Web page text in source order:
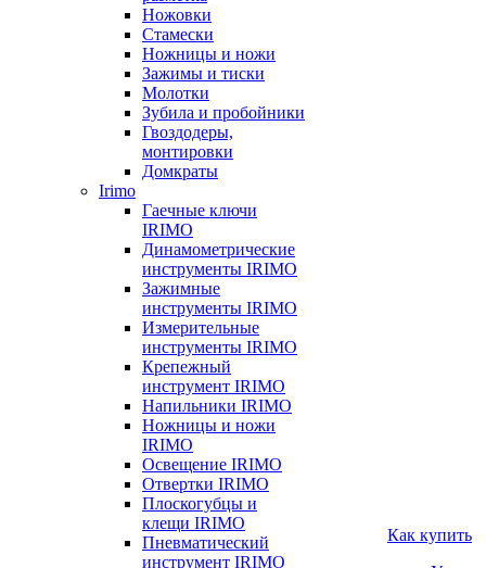
Ножовки
Стамески
Ножницы и ножи
Зажимы и тиски
Молотки
Зубила и пробойники
Гвоздодеры,
монтировки
Домкраты
Irimo
Гаечные ключи
IRIMO
Динамометрические
инструменты IRIMO
Зажимные
инструменты IRIMO
Измерительные
инструменты IRIMO
Крепежный
инструмент IRIMO
Напильники IRIMO
Ножницы и ножи
IRIMO
Освещение IRIMO
Отвертки IRIMO
Плоскогубцы и
клещи IRIMO
Пневматический
инструмент IRIMO
Как купить